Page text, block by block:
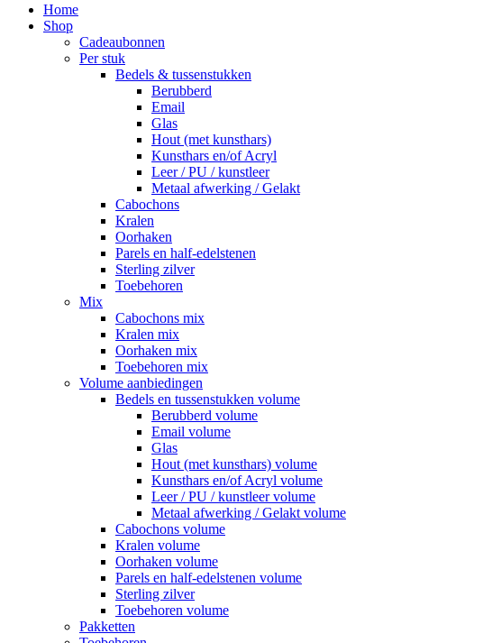
Home
Shop
Cadeaubonnen
Per stuk
Bedels & tussenstukken
Berubberd
Email
Glas
Hout (met kunsthars)
Kunsthars en/of Acryl
Leer / PU / kunstleer
Metaal afwerking / Gelakt
Cabochons
Kralen
Oorhaken
Parels en half-edelstenen
Sterling zilver
Toebehoren
Mix
Cabochons mix
Kralen mix
Oorhaken mix
Toebehoren mix
Volume aanbiedingen
Bedels en tussenstukken volume
Berubberd volume
Email volume
Glas
Hout (met kunsthars) volume
Kunsthars en/of Acryl volume
Leer / PU / kunstleer volume
Metaal afwerking / Gelakt volume
Cabochons volume
Kralen volume
Oorhaken volume
Parels en half-edelstenen volume
Sterling zilver
Toebehoren volume
Pakketten